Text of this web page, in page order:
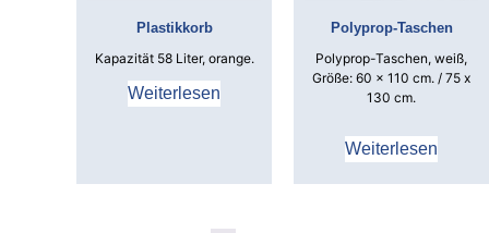
Plastikkorb
Kapazität 58 Liter, orange.
Weiterlesen
Polyprop-Taschen
Polyprop-Taschen, weiß,
Größe: 60 x 110 cm. / 75 x
130 cm.
Weiterlesen